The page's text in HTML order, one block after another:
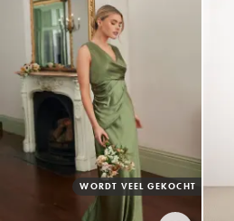
WORDT VEEL GEKOCHT